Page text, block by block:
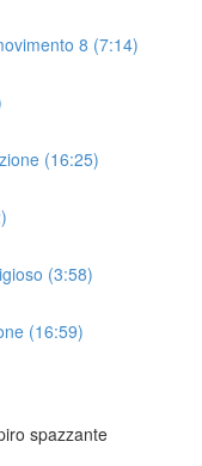
8 (7:14)
(16:25)
(3:58)
(16:59)
spazzante